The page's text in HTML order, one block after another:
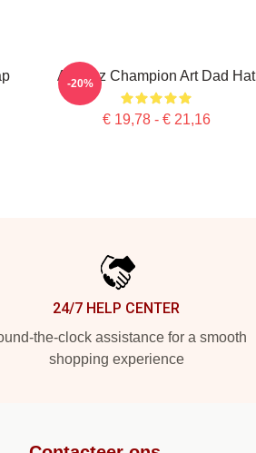
Alcaraz Champion Art Dad Hat
€ 19,78 - € 21,16
-20%
24/7 HELP CENTER
the-clock assistance for a smooth
shopping experience